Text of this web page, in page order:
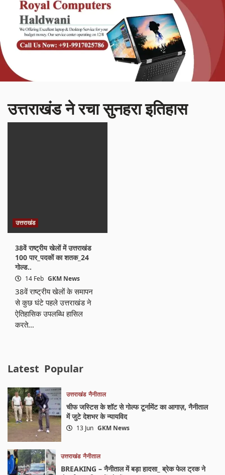
उत्तराखंड ने रचा सुनहरा इतिहास
उत्तराखंड
38वें राष्ट्रीय खेलों में उत्तराखंड
100 पार_पदकों का शतक_24
गोल्ड..
14 Feb GKM News
38वें राष्ट्रीय खेलों के समापन
से कुछ घंटे पहले उत्तराखंड ने
ऐतिहासिक उपलब्धि हासिल
करते…
Latest Popular
उत्तराखंड नैनीताल
चीफ जस्टिस के शॉट से गोल्फ टूर्नामेंट का आगाज़, नैनीताल
में जुटे देशभर के न्यायविद
13 Jun GKM News
उत्तराखंड नैनीताल
BREAKING – नैनीताल में बड़ा हादसा_ ब्रेक फेल ट्रक ने